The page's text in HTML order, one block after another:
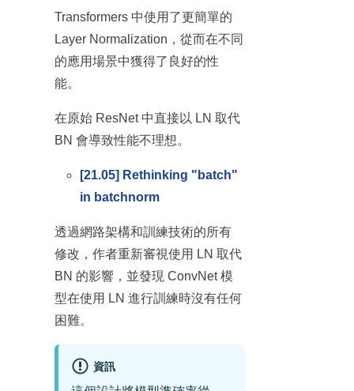
Transformers 中使用了更簡單的
Layer Normalization，從而在不同
的應用場景中獲得了良好的性
能。
在原始 ResNet 中直接以 LN 取代
BN 會導致性能不理想。
[21.05] Rethinking "batch"
in batchnorm
透過網路架構和訓練技術的所有
修改，作者重新審視使用 LN 取代
BN 的影響，並發現 ConvNet 模
型在使用 LN 進行訓練時沒有任何
困難。
資訊